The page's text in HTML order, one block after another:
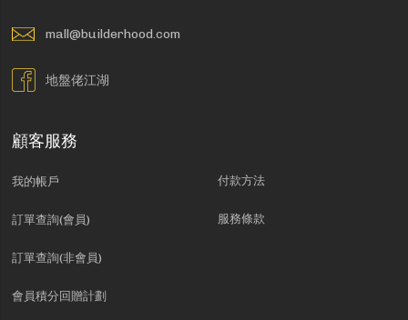
mall@builderhood.com
地盤佬江湖
顧客服務
我的帳戶
訂單查詢(會員)
訂單查詢(非會員)
會員積分回贈計劃
付款方法
服務條款